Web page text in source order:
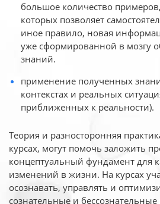
большое количество
которых позволяет
иное правило, новая
уже сформированной в мозгу
знаний.
применение полученных
контекстах и реальных
приближенных к реальности).
Теория и разносторонняя
курсах, могут помочь заложить
концептуальный фундамент для
изменений в жизни. На курсах
осознавать, управлять и
сознательные и бессознательные